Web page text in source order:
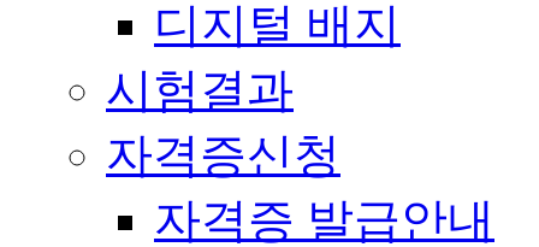
디지털 배지
시험결과
자격증신청
자격증 발급안내